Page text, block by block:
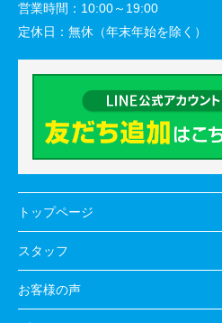
営業時間： 10:00～19:00
定休日： 無休（年末年始を除く）
トップページ
スタッフ
お客様の声